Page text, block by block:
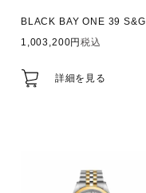
BLACK BAY ONE 39 S&G
1,003,200
税込
詳細を見る